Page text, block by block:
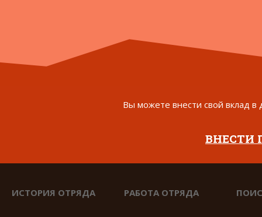
Вы можете внести свой вклад в
ВНЕСТИ
ИСТОРИЯ ОТРЯДА РАБОТА ОТРЯДА